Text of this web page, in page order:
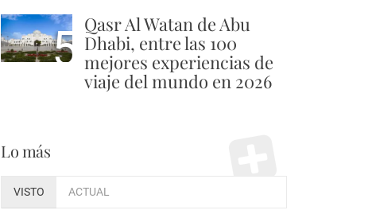
5 Qasr Al Watan de Abu
Dhabi, entre las 100
mejores experiencias de
viaje del mundo en 2026
Lo más
VISTO ACTUAL